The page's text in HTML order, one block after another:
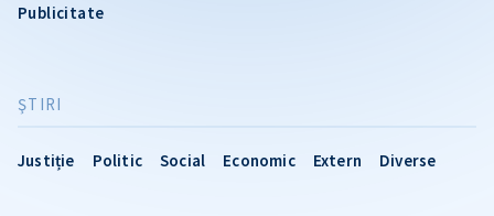
Publicitate
ŞTIRI
Justiție Politic Social Economic Extern Diverse